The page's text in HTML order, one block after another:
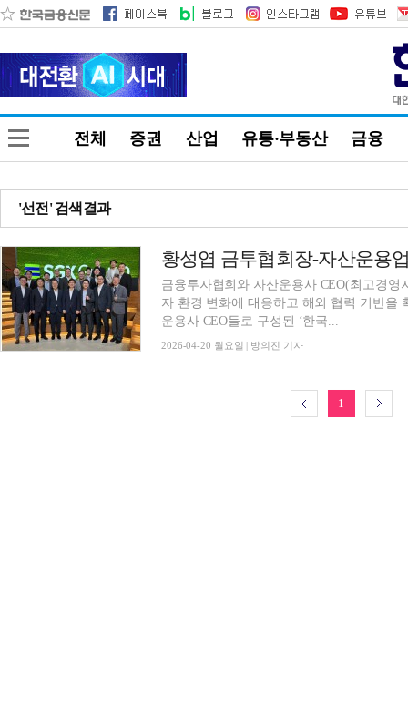
전체 증권 산업 유통·부동산 금융
'선전' 검색결과
금융투자협회와 자산운용사 CEO(최고경
자 환경 변화에 대응하고 해외 협력 기반을
운용사 CEO들로 구성된 ‘한국...
2026-04-20 월요일 | 방의진 기자
1